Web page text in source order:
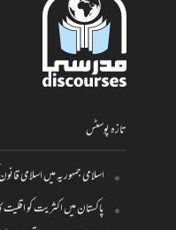
تازہ پوسٹس
اسلامی جمہوریہ میں اسلامی
پاکستان میں اکثریت کو